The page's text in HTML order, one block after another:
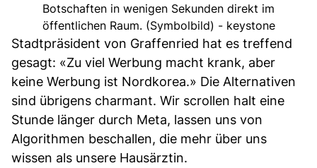
Botschaften in wenigen Sekunden direkt im
öffentlichen Raum. (Symbolbild) - keystone
Stadtpräsident von Graffenried hat es treffend
gesagt: «Zu viel Werbung macht krank, aber
keine Werbung ist Nordkorea.» Die Alternativen
sind übrigens charmant. Wir scrollen halt eine
Stunde länger durch Meta, lassen uns von
Algorithmen beschallen, die mehr über uns
wissen als unsere Hausärztin.